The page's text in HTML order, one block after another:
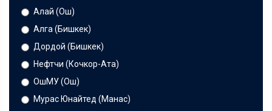
Алай (Ош)
Алга (Бишкек)
Дордой (Бишкек)
Нефтчи (Кочкор-Ата)
ОшМУ (Ош)
Мурас Юнайтед (Манас)